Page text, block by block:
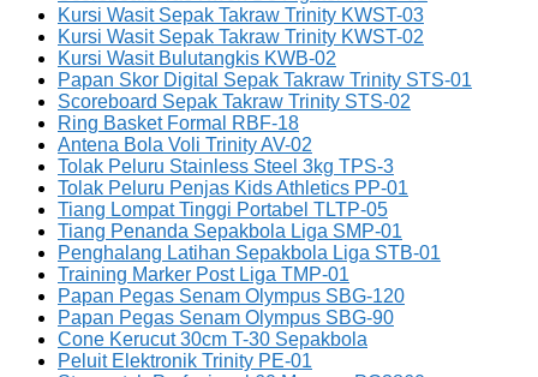
Kursi Wasit Sepak Takraw Trinity KWST-03
Kursi Wasit Sepak Takraw Trinity KWST-02
Kursi Wasit Bulutangkis KWB-02
Papan Skor Digital Sepak Takraw Trinity STS-01
Scoreboard Sepak Takraw Trinity STS-02
Ring Basket Formal RBF-18
Antena Bola Voli Trinity AV-02
Tolak Peluru Stainless Steel 3kg TPS-3
Tolak Peluru Penjas Kids Athletics PP-01
Tiang Lompat Tinggi Portabel TLTP-05
Tiang Penanda Sepakbola Liga SMP-01
Penghalang Latihan Sepakbola Liga STB-01
Training Marker Post Liga TMP-01
Papan Pegas Senam Olympus SBG-120
Papan Pegas Senam Olympus SBG-90
Cone Kerucut 30cm T-30 Sepakbola
Peluit Elektronik Trinity PE-01